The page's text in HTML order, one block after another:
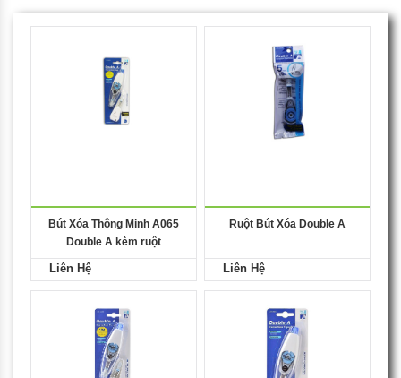
Bút Xóa Thông Minh A065
Double A kèm ruột
Liên Hệ
Ruột Bút Xóa Double A
Liên Hệ